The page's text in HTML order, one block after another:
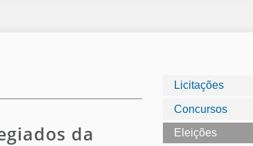
Licitações
Concursos
Eleições
da